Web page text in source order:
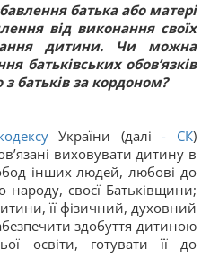
батька або матері
від виконання своїх
дитини. Чи можна
батьківських обов’язків
батьків за кордоном?
України (далі - СК)
виховувати дитину в
інших людей, любові до
народу, своєї Батьківщини;
її фізичний, духовний
здобуття дитиною
освіти, готувати її до